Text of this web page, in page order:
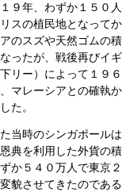
９年、わずか１５０
スの植民地となって
のスズや天然ゴムの
ったが、戦後再びイ
リー）によって１９
マレーシアとの確執
た。
当時のシンガポール
典を利用した外貨の
か５４０万人で東京
貌させてきたのである